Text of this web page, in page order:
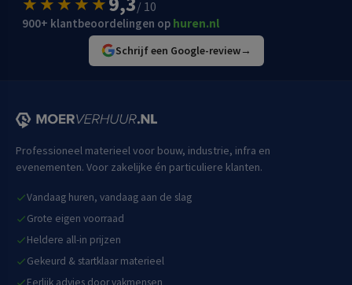
/ 10
900+ klantbeoordelingen op huren.nl
Schrijf een Google-review→
Professioneel materieel voor bouw, industrie, infra en
evenementen. Voor zakelijke én particuliere klanten.
Vandaag huren, vandaag aan de slag
Grote eigen voorraad
Heldere all-in prijzen
Gekeurd & startklaar materieel
Eerlijk advies door vakmensen